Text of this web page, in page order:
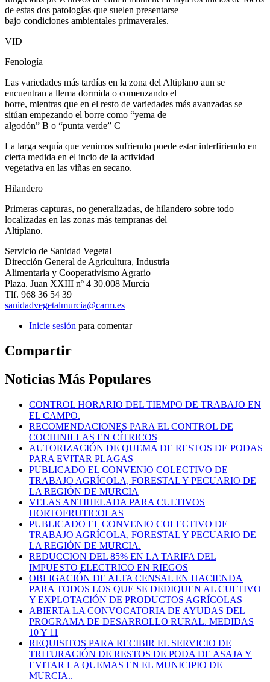
de estas dos patologías que suelen presentarse
bajo condiciones ambientales primaverales.
VID
Fenología
Las variedades más tardías en la zona del Altiplano aun se
encuentran a llema dormida o comenzando el
borre, mientras que en el resto de variedades más avanzadas se
sitúan empezando el borre como “yema de
algodón” B o “punta verde” C
La larga sequía que venimos sufriendo puede estar interfiriendo en
cierta medida en el incio de la actividad
vegetativa en las viñas en secano.
Hilandero
Primeras capturas, no generalizadas, de hilandero sobre todo
localizadas en las zonas más tempranas del
Altiplano.
Servicio de Sanidad Vegetal
Dirección General de Agricultura, Industria
Alimentaria y Cooperativismo Agrario
Plaza. Juan XXIII nº 4 30.008 Murcia
Tlf. 968 36 54 39
sanidadvegetalmurcia@carm.es
Inicie sesión para comentar
Compartir
Noticias Más Populares
CONTROL HORARIO DEL TIEMPO DE TRABAJO EN
EL CAMPO.
RECOMENDACIONES PARA EL CONTROL DE
COCHINILLAS EN CÍTRICOS
AUTORIZACIÓN DE QUEMA DE RESTOS DE PODAS
PARA EVITAR PLAGAS
PUBLICADO EL CONVENIO COLECTIVO DE
TRABAJO AGRÍCOLA, FORESTAL Y PECUARIO DE
LA REGIÓN DE MURCIA
VELAS ANTIHELADA PARA CULTIVOS
HORTOFRUTICOLAS
PUBLICADO EL CONVENIO COLECTIVO DE
TRABAJO AGRÍCOLA, FORESTAL Y PECUARIO DE
LA REGIÓN DE MURCIA.
REDUCCION DEL 85% EN LA TARIFA DEL
IMPUESTO ELECTRICO EN RIEGOS
OBLIGACIÓN DE ALTA CENSAL EN HACIENDA
PARA TODOS LOS QUE SE DEDIQUEN AL CULTIVO
Y EXPLOTACIÓN DE PRODUCTOS AGRÍCOLAS
ABIERTA LA CONVOCATORIA DE AYUDAS DEL
PROGRAMA DE DESARROLLO RURAL. MEDIDAS
10 Y 11
REQUISITOS PARA RECIBIR EL SERVICIO DE
TRITURACIÓN DE RESTOS DE PODA DE ASAJA Y
EVITAR LA QUEMAS EN EL MUNICIPIO DE
MURCIA..